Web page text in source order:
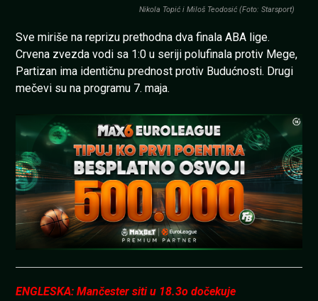
Nikola Topić i Miloš Teodosić (Foto: Starsport)
Sve miriše na reprizu prethodna dva finala ABA lige.
Crvena zvezda vodi sa 1:0 u seriji polufinala protiv Mege,
Partizan ima identičnu prednost protiv Budućnosti. Drugi
mečevi su na programu 7. maja.
ENGLESKA: Mančester siti u 18.3o dočekuje